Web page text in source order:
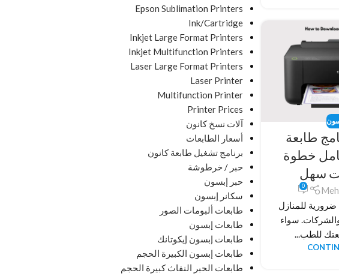
طابعة
خطوة
سهل
0
للمنازل
سواء
للطب...
Epson Sublimation Printers
Ink/Cartridge
Inkjet Large Format Printers
Inkjet Multifunction Printers
Laser Large Format Printers
Laser Printer
Multifunction Printer
Printer Prices
آلات نسخ كانون
أسعار الطابعات
برنامج تشغيل طابعة كانون
حبر / خرطوشة
حبر إبسون
سكانر إبسون
طابعات ألبومات الصور
طابعات إبسون
طابعات إبسون إيكوتانك
طابعات إبسون الكبيرة الحجم
طابعات الحبر النفاث كبيرة الحجم